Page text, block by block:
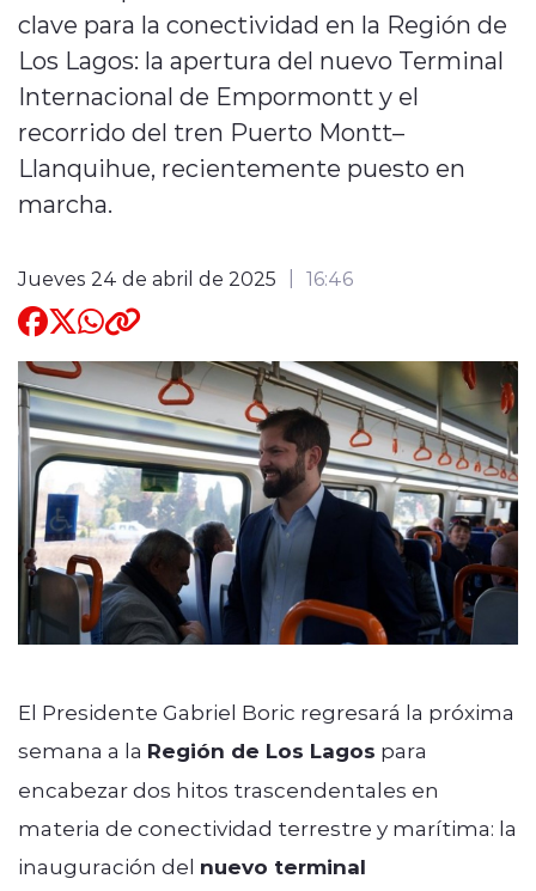
modo claro
clave para la conectividad en la Región de
Los Lagos: la apertura del nuevo Terminal
Internacional de Empormontt y el
recorrido del tren Puerto Montt–
Llanquihue, recientemente puesto en
marcha.
Jueves 24 de abril de 2025 16:46
El Presidente Gabriel Boric regresará la próxima
semana a la Región de Los Lagos para
encabezar dos hitos trascendentales en
materia de conectividad terrestre y marítima: la
inauguración del nuevo terminal